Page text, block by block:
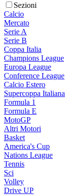
Sezioni
Calcio
Mercato
Serie A
Serie B
Coppa Italia
Champions League
Europa League
Conference League
Calcio Estero
Supercoppa Italiana
Formula 1
Formula E
MotoGP
Altri Motori
Basket
America's Cup
Nations League
Tennis
Sci
Volley
Drive UP